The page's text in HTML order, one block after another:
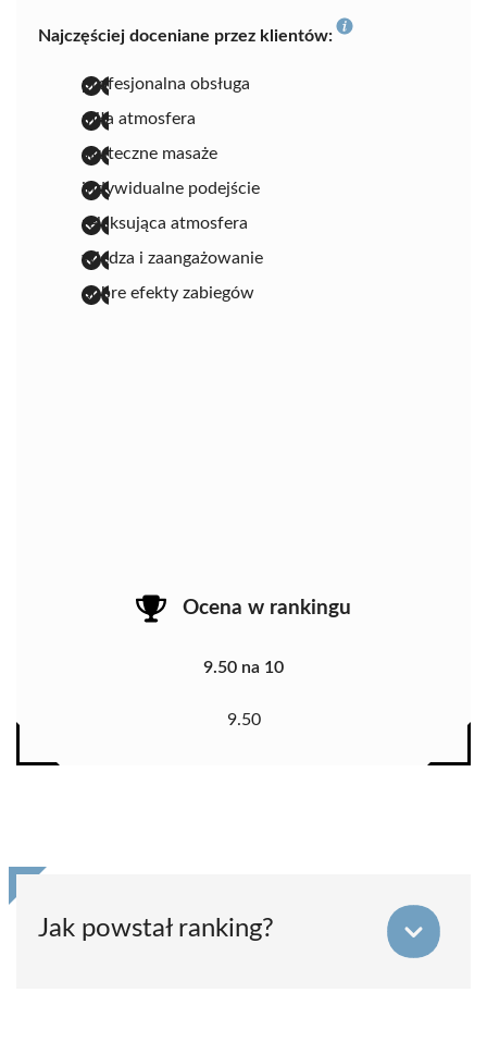
Najczęściej doceniane przez klientów:
profesjonalna obsługa
miła atmosfera
skuteczne masaże
indywidualne podejście
relaksująca atmosfera
wiedza i zaangażowanie
dobre efekty zabiegów
Ocena w rankingu
9.50 na 10
9.50
Jak powstał ranking?